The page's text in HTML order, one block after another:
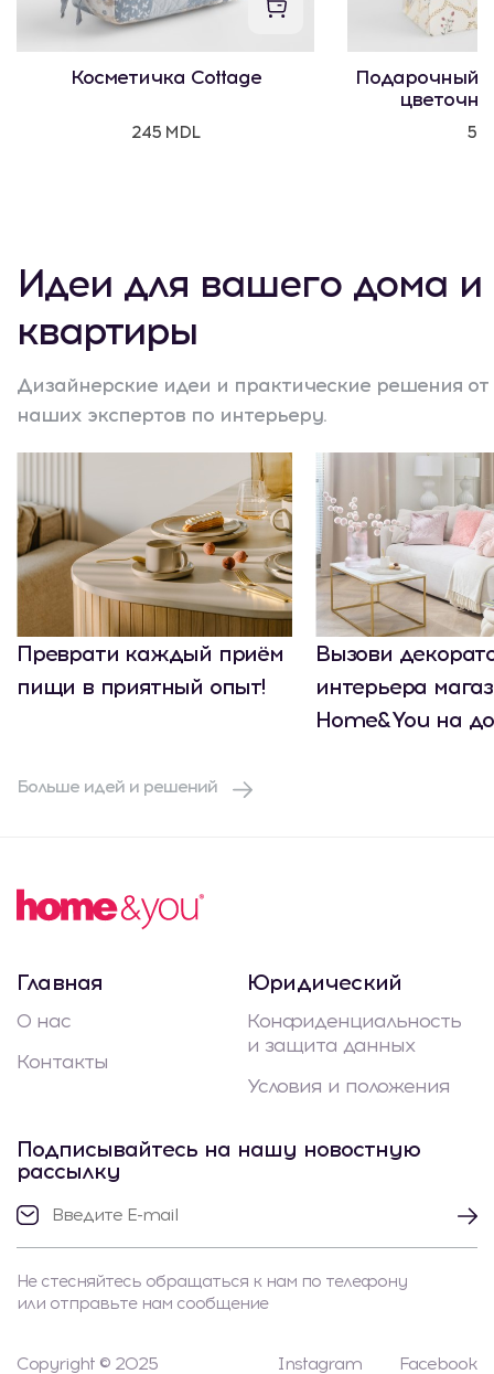
Косметичка Cottage
245 MDL
Подарочный
50
Идеи для вашего дома и
квартиры
Дизайнерские идеи и практические решения от
наших экспертов по интерьеру.
Преврати каждый приём
пищи в приятный опыт!
Вызови
интерьера
Home&You на
Больше идей и решений
Главная
О нас
Контакты
Юридический
Конфиденциальность
и защита данных
Условия и положения
Подписывайтесь на нашу новостную
рассылку
Не стесняйтесь обращаться к нам по телефону
или отправьте нам сообщение
Copyright © 2025 Instagram Facebook